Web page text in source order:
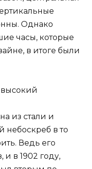
Однако
часы, которые
в итоге были
из стали и
небоскреб в то
Ведь его
и в 1902 году,